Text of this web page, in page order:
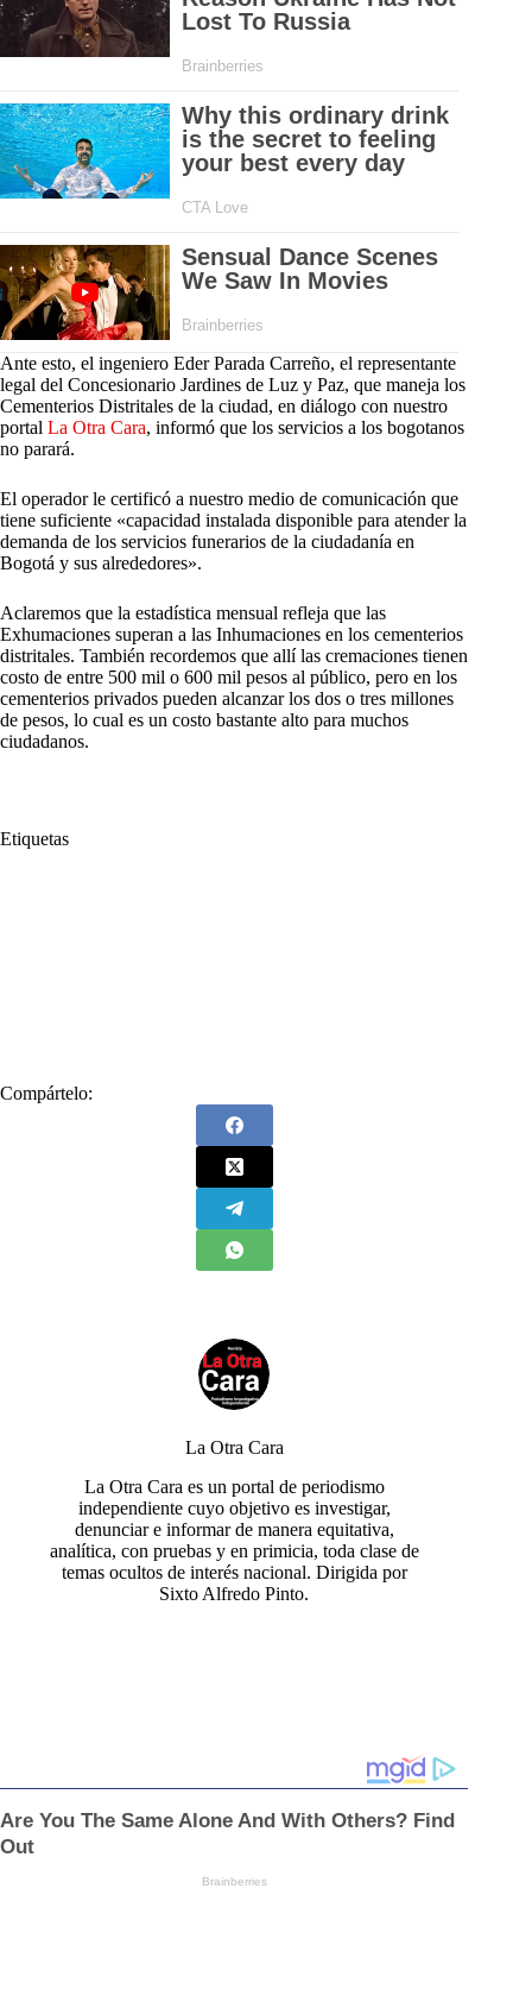
Ante esto, el ingeniero Eder Parada Carreño, el representante
legal del Concesionario Jardines de Luz y Paz, que maneja los
Cementerios Distritales de la ciudad, en diálogo con nuestro
portal La Otra Cara, informó que los servicios a los bogotanos
no parará.
El operador le certificó a nuestro medio de comunicación que
tiene suficiente «capacidad instalada disponible para atender la
demanda de los servicios funerarios de la ciudadanía en
Bogotá y sus alrededores».
Aclaremos que la estadística mensual refleja que las
Exhumaciones superan a las Inhumaciones en los cementerios
distritales. También recordemos que allí las cremaciones tienen
costo de entre 500 mil o 600 mil pesos al público, pero en los
cementerios privados pueden alcanzar los dos o tres millones
de pesos, lo cual es un costo bastante alto para muchos
ciudadanos.
Etiquetas
Compártelo:
La Otra Cara
La Otra Cara es un portal de periodismo
independiente cuyo objetivo es investigar,
denunciar e informar de manera equitativa,
analítica, con pruebas y en primicia, toda clase de
temas ocultos de interés nacional. Dirigida por
Sixto Alfredo Pinto.